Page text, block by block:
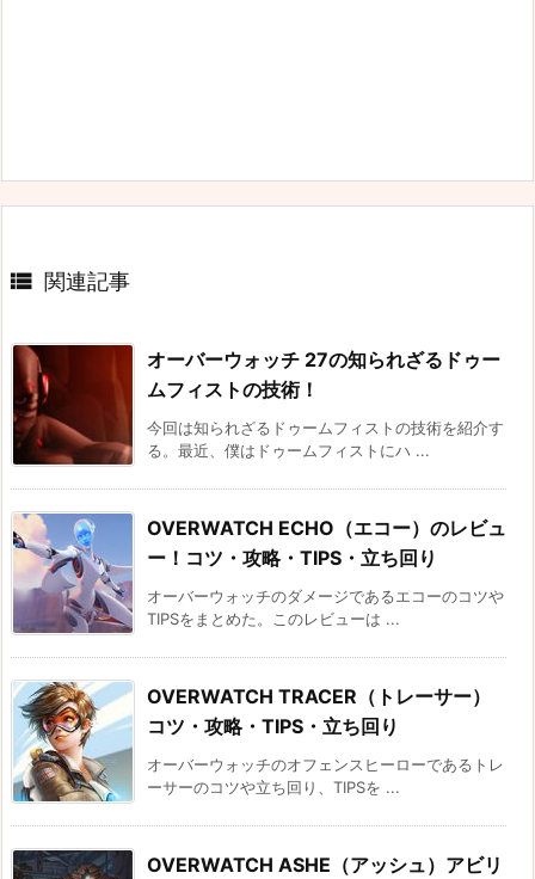
 関連記事
オーバーウォッチ 27の知られざるドゥー
ムフィストの技術！
今回は知られざるドゥームフィストの技術を紹介す
る。最近、僕はドゥームフィストにハ ...
OVERWATCH ECHO（エコー）のレビュ
ー！コツ・攻略・TIPS・立ち回り
オーバーウォッチのダメージであるエコーのコツや
TIPSをまとめた。このレビューは ...
OVERWATCH TRACER（トレーサー）
コツ・攻略・TIPS・立ち回り
オーバーウォッチのオフェンスヒーローであるトレ
ーサーのコツや立ち回り、TIPSを ...
OVERWATCH ASHE（アッシュ）アビリ